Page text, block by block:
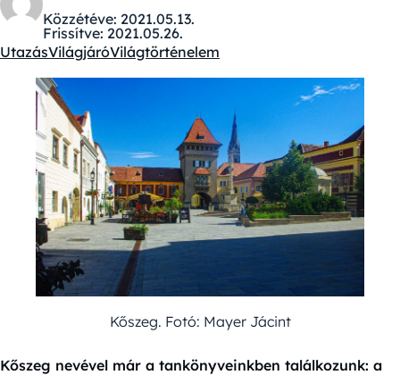
Közzétéve: 2021.05.13.
Frissítve: 2021.05.26.
Kategóriák:
UtazásVilágjáróVilágtörténelem
Kőszeg. Fotó: Mayer Jácint
Kőszeg nevével már a tankönyveinkben találkozunk: a